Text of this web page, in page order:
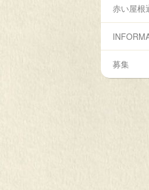
赤い屋根
募集